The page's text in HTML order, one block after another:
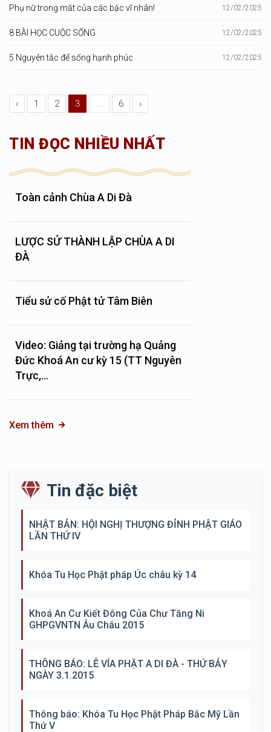
Phụ nữ trong mắt của các bậc vĩ nhân! 12/02/2025
8 BÀI HỌC CUỘC SỐNG 12/02/2025
5 Nguyên tắc để sống hạnh phúc 12/02/2025
‹ 1 2 3 ... 6 ›
TIN ĐỌC NHIỀU NHẤT
Toàn cảnh Chùa A Di Đà
LƯỢC SỬ THÀNH LẬP CHÙA A DI
ĐÀ
Tiểu sử cố Phật tử Tâm Biên
Video: Giảng tại trường hạ Quảng
Đức Khoá An cư kỳ 15 (TT Nguyên
Trực,...
Xem thêm
Tin đặc biệt
NHẬT BẢN: HỘI NGHỊ THƯỢNG ĐỈNH PHẬT GIÁO
LẦN THỨ IV
Khóa Tu Học Phật pháp Úc châu kỳ 14
Khoá An Cư Kiết Đông Của Chư Tăng Ni
GHPGVNTN Âu Châu 2015
THÔNG BÁO: LỄ VÍA PHẬT A DI ĐÀ - THỨ BẢY
NGÀY 3.1.2015
Thông báo: Khóa Tu Học Phật Pháp Bắc Mỹ Lần
Thứ V